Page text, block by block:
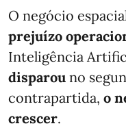
O negócio
prejuízo
Inteligência
disparou no
contrapartida, o
crescer.